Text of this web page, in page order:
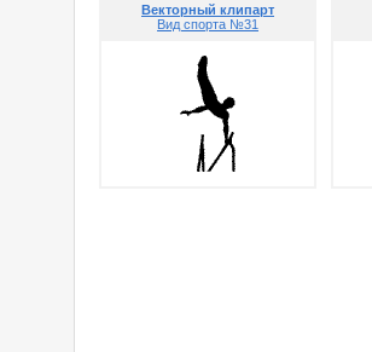
Векторный клипарт
Вид спорта №31